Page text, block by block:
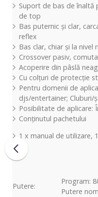
Suport de bas de înaltă
de top
Bas puternic și clar,
reflex
Bas clar, chiar și la
Crossover pasiv,
Acoperire din pâslă
Cu colțuri de protecție
Pentru domenii de
djs/entertainer; Cluburi/
Posibilitate de aplicare:
Conținutul pachetului
1 x manual de utilizare,
Putere:
Program:
Putere